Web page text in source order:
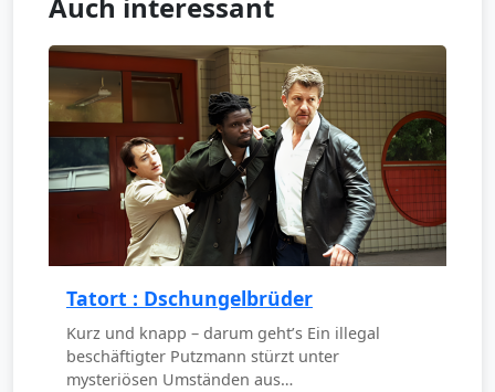
Auch interessant
Tatort : Dschungelbrüder
Kurz und knapp – darum geht’s Ein illegal
beschäftigter Putzmann stürzt unter
mysteriösen Umständen aus…